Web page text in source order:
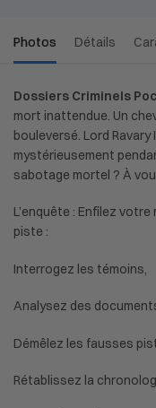
Photos Détails
Dossiers Criminels
mort inattendue. Un
bouleversé. Lord
mystérieusement
sabotage mortel ? À
L’enquête : Enfilez
piste :
Interrogez les témoins,
Analysez des
Démêlez les fausses
Rétablissez la